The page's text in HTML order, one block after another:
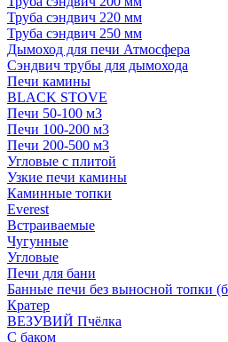
Труба сэндвич 220 мм
Труба сэндвич 250 мм
Дымоход для печи Атмосфера
Сэндвич трубы для дымохода
Печи камины
BLACK STOVE
Печи 50-100 м3
Печи 100-200 м3
Печи 200-500 м3
Угловые с плитой
Узкие печи камины
Каминные топки
Everest
Встраиваемые
Чугунные
Угловые
Печи для бани
Банные печи без выносной топки
Кратер
ВЕЗУВИЙ Пчёлка
С баком